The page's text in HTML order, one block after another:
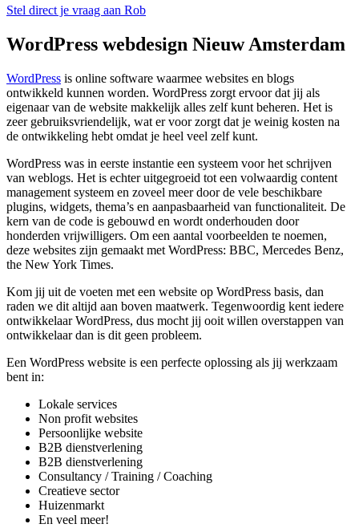
Stel direct je vraag aan Rob
WordPress webdesign Nieuw Amsterdam
WordPress is online software waarmee websites en blogs
ontwikkeld kunnen worden. WordPress zorgt ervoor dat jij als
eigenaar van de website makkelijk alles zelf kunt beheren. Het is
zeer gebruiksvriendelijk, wat er voor zorgt dat je weinig kosten na
de ontwikkeling hebt omdat je heel veel zelf kunt.
WordPress was in eerste instantie een systeem voor het schrijven
van weblogs. Het is echter uitgegroeid tot een volwaardig content
management systeem en zoveel meer door de vele beschikbare
plugins, widgets, thema’s en aanpasbaarheid van functionaliteit. De
kern van de code is gebouwd en wordt onderhouden door
honderden vrijwilligers. Om een aantal voorbeelden te noemen,
deze websites zijn gemaakt met WordPress: BBC, Mercedes Benz,
the New York Times.
Kom jij uit de voeten met een website op WordPress basis, dan
raden we dit altijd aan boven maatwerk. Tegenwoordig kent iedere
ontwikkelaar WordPress, dus mocht jij ooit willen overstappen van
ontwikkelaar dan is dit geen probleem.
Een WordPress website is een perfecte oplossing als jij werkzaam
bent in:
Lokale services
Non profit websites
Persoonlijke website
B2B dienstverlening
B2B dienstverlening
Consultancy / Training / Coaching
Creatieve sector
Huizenmarkt
En veel meer!